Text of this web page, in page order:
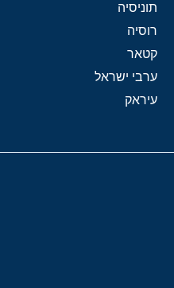
תוניסיה
רוסיה
קטאר
ערבי ישראל
עיראק